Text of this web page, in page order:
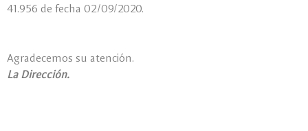
41.956 de fecha 02/09/2020.
Agradecemos su atención.
La Dirección.